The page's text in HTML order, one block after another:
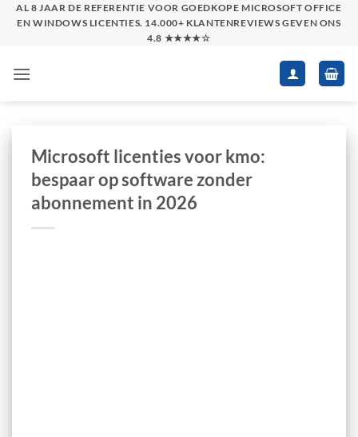
SkipAL 8 JAAR DE REFERENTIE VOOR GOEDKOPE MICROSOFT OFFICE
EN WINDOWS LICENTIES. 14.000+ KLANTENREVIEWS GEVEN ONS
4.8 ★★★★☆
Microsoft licenties voor kmo:
bespaar op software zonder
abonnement in 2026